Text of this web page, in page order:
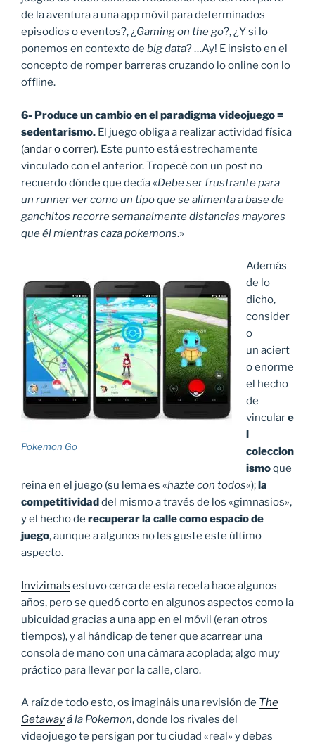
de la aventura a una app móvil para determinados
episodios o eventos?, ¿ Gaming on the go?, ¿Y si lo
ponemos en contexto de big data? …Ay! E insisto en el
concepto de romper barreras cruzando lo online con lo
offline.
6- Produce un cambio en el paradigma videojuego =
sedentarismo. El juego obliga a realizar actividad física
(andar o correr). Este punto está estrechamente
vinculado con el anterior. Tropecé con un post no
recuerdo dónde que decía «Debe ser frustrante para
un runner ver como un tipo que se alimenta a base de
ganchitos recorre semanalmente distancias mayores
que él mientras caza pokemons.»
Pokemon Go
Además
de lo
dicho,
consider
o
un aciert
o enorme
el hecho
de
vinculare
l
coleccion
ismoque
reina en el juego (su lema es «hazte con todos«);la
competitividaddel mismo a través de los «gimnasios»,
y el hecho de recuperar la calle como espacio de
juego, aunque a algunos no les guste este último
aspecto.
Invizimals estuvo cerca de esta receta hace algunos
años, pero se quedó corto en algunos aspectos como la
ubicuidad gracias a una app en el móvil (eran otros
tiempos), y al hándicap de tener que acarrear una
consola de mano con una cámara acoplada; algo muy
práctico para llevar por la calle, claro.
A raíz de todo esto, os imagináis una revisión de The
Getawayá la Pokemon, donde los rivales del
videojuego te persigan por tu ciudad «real» y debas